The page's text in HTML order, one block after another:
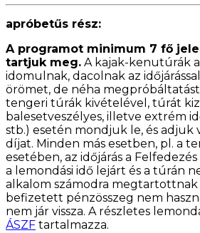
apróbetűs rész:
A programot minimum 7 fő
tartjuk meg. A kajak-kenutúrák
idomulnak, dacolnak az
örömet, de néha
tengeri túrák kivételével, túrát
balesetveszélyes, illetve extrém
stb.) esetén mondjuk le, és adjuk
díjat. Minden más esetben, pl. a
esetében, az időjárás a
a lemondási idő lejárt és a túrán
alkalom számodra megtartottnak
befizetett pénzösszeg nem
nem jár vissza. A részletes
ÁSZF tartalmazza.